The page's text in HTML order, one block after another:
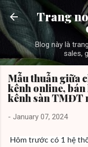
Trang
Blog này là
sales,
Mẫu thuẫn giữa
kênh online, bán
kênh sàn TMĐT
- January 07, 2024
Hôm trước có 1 hệ